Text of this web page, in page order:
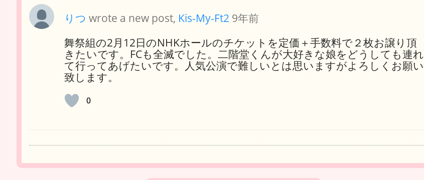
りつ wrote a new post, Kis-My-Ft2 9年前
舞祭組の2月12日のNHKホールのチケットを定価＋手数料で２枚お譲り頂
きたいです。FCも全滅でした。二階堂くんが大好きな娘をどうしても連れ
て行ってあげたいです。人気公演で難しいとは思いますがよろしくお願い
致します。
0